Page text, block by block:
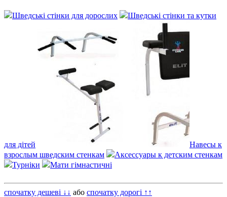
Шведські стінки для дорослих Шведські стінки та кутки
для дітей
Навесы к
взрослым шведским стенкам
Аксессуары к детским стенкам
Турніки
Мати гімнастичні
спочатку дешеві ↓↓ або спочатку дорогі ↑↑